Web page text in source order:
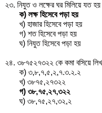
২৩. নিযুত ও লক্ষের ঘর মিলিয়ে যত
ক) লক্ষ হিসেবে পড়া হয়
খ) হাজার হিসেবে পড়া হয়
গ) শত হিসেবে পড়া হয়
ঘ) নিযুত হিসেবে পড়া হয়
২৪. ৩৮৭৫২৭৩২২ কে কমা বসিয়ে
ক) ৩,৮,৭,৫,২,৭.৩.২.২
খ) ৩৮৭৫,২৭৩২২
গ) ৩৮,৭৫,২৭,৩২২
ঘ) ৩৮,৭৫,২৭,৩২,২